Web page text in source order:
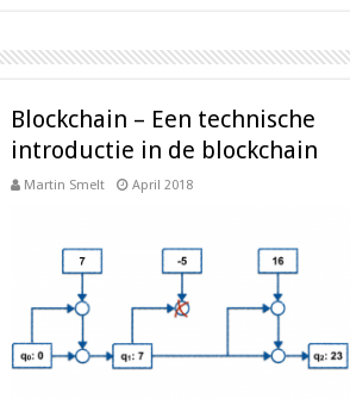
Blockchain – Een technische
introductie in de blockchain
Martin Smelt April 2018